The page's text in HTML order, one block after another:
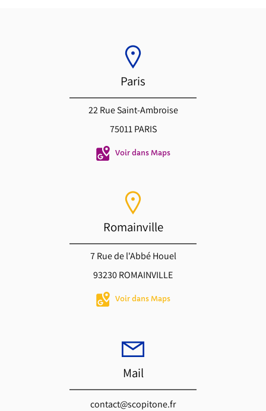
Paris
22 Rue Saint-Ambroise
75011 PARIS
Voir dans Maps
Romainville
7 Rue de l'Abbé Houel
93230 ROMAINVILLE
Voir dans Maps
Mail
contact@scopitone.fr